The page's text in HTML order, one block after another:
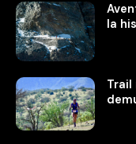
la
Trail